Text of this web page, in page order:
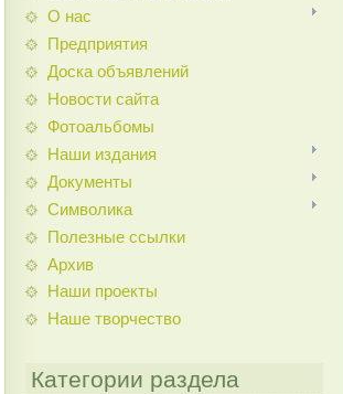
О нас
Предприятия
Доска объявлений
Новости сайта
Фотоальбомы
Наши издания
Документы
Символика
Полезные ссылки
Архив
Наши проекты
Наше творчество
Категории раздела